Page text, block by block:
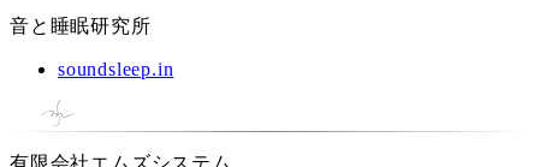
音と睡眠研究所
soundsleep.in
有限会社エムズシステム